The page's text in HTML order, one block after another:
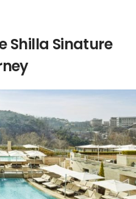
Shilla Sinature